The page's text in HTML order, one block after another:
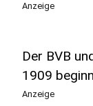
Anzeige
Der BVB
1909
Anzeige